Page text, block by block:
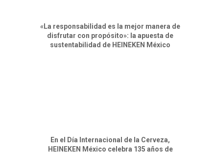
«La responsabilidad es la mejor manera de
disfrutar con propósito»: la apuesta de
sustentabilidad de HEINEKEN México
En el Día Internacional de la Cerveza,
HEINEKEN México celebra 135 años de